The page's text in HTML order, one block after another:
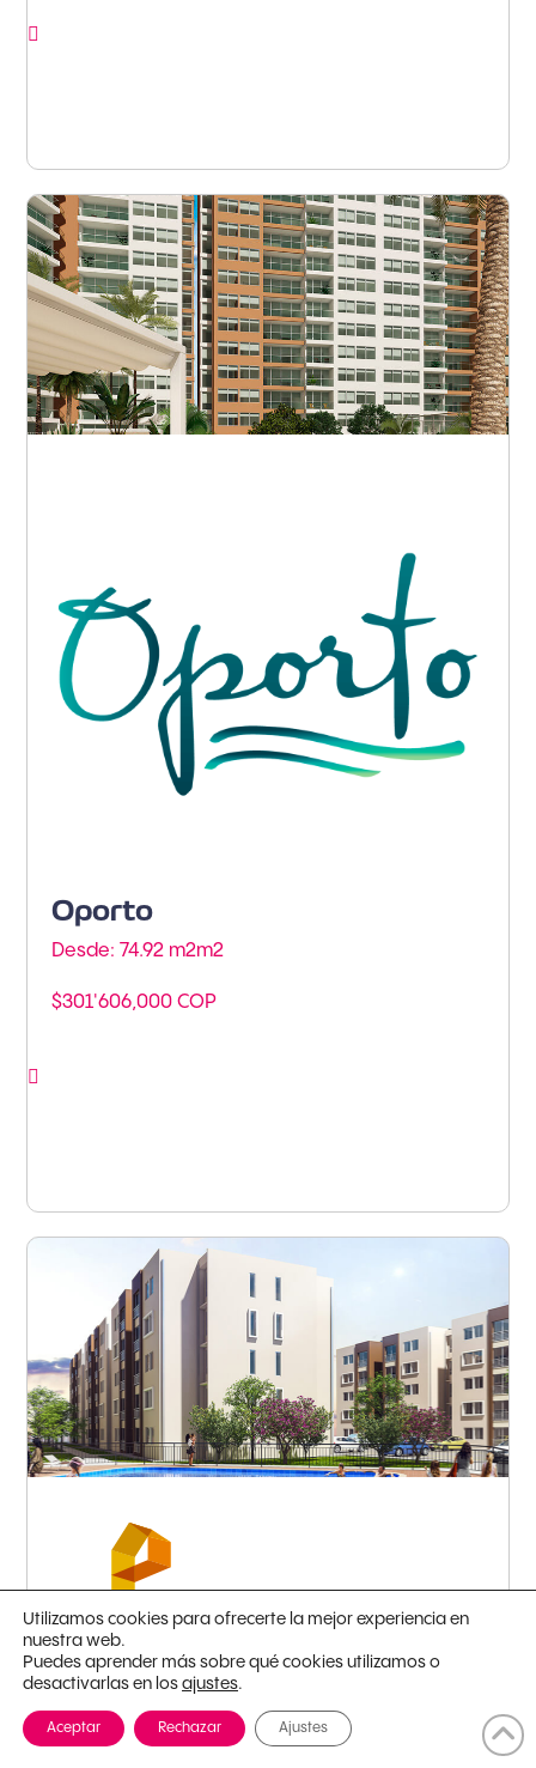
Oporto
Desde: 74.92 m2m2
$301'606,000 COP
Barranquilla - Soledad
Desde: 50.72m
Utilizamos cookies para ofrecerte la mejor experiencia en
nuestra web.
Puedes aprender más sobre qué cookies utilizamos o
desactivarlas en los ajustes.
Aceptar Rechazar Ajustes